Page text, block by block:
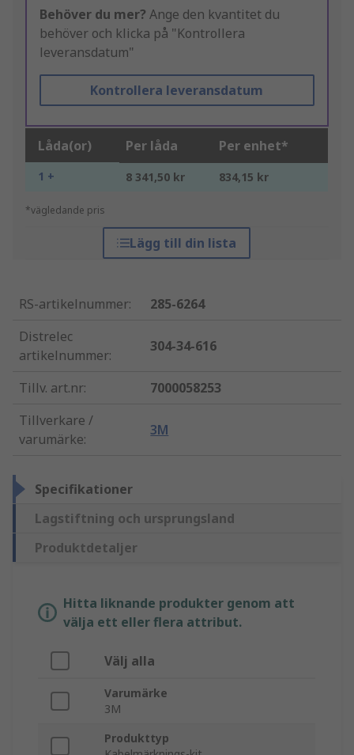
Behöver du mer? Ange den kvantitet du
behöver och klicka på "Kontrollera
leveransdatum"
Kontrollera leveransdatum
Låda(or) Per låda Per enhet*
1 + 8 341,50 kr 834,15 kr
*vägledande pris
Lägg till din lista
RS-artikelnummer:
285-6264
Distrelec
artikelnummer:
304-34-616
Tillv. art.nr:
7000058253
Tillverkare /
varumärke:
3M
Specifikationer
Lagstiftning och ursprungsland
Produktdetaljer
Hitta liknande produkter genom att
välja ett eller flera attribut.
Välj alla
Varumärke
3M
Produkttyp